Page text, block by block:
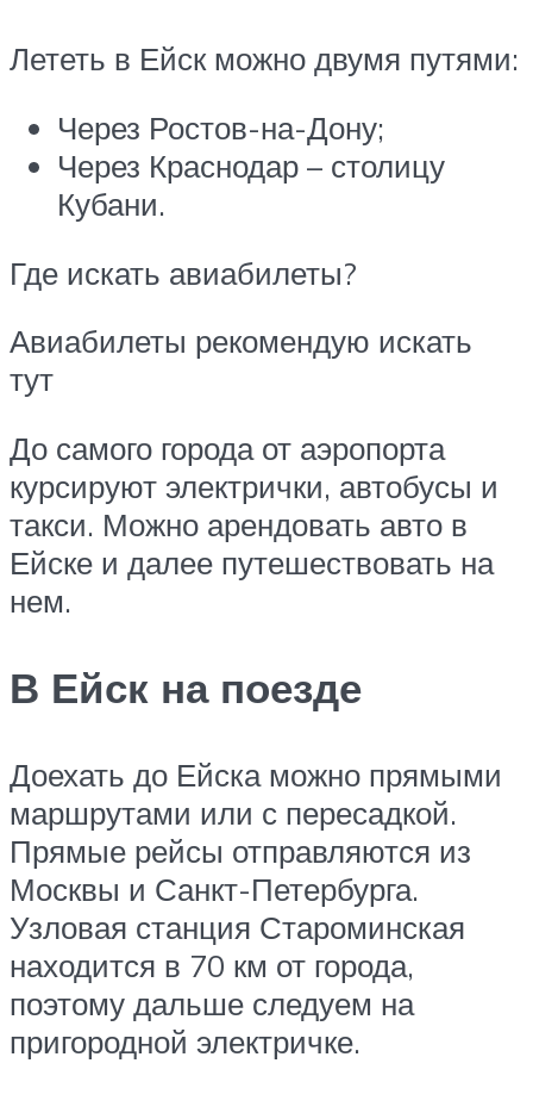
Лететь в Ейск можно двумя путями:
Через Ростов-на-Дону;
Через Краснодар – столицу
Кубани.
Где искать авиабилеты?
Авиабилеты рекомендую искать
тут
До самого города от аэропорта
курсируют электрички, автобусы и
такси. Можно арендовать авто в
Ейске и далее путешествовать на
нем.
В Ейск на поезде
Доехать до Ейска можно прямыми
маршрутами или с пересадкой.
Прямые рейсы отправляются из
Москвы и Санкт-Петербурга.
Узловая станция Староминская
находится в 70 км от города,
поэтому дальше следуем на
пригородной электричке.